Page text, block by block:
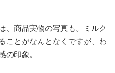
、商品実物の写真も。ミルク
ことがなんとなくですが、わ
の印象。